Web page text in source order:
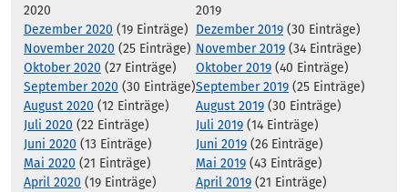
2020
Dezember 2020 (19 Einträge)
November 2020 (25 Einträge)
Oktober 2020 (27 Einträge)
September 2020 (30 Einträge)
August 2020 (12 Einträge)
Juli 2020 (22 Einträge)
Juni 2020 (13 Einträge)
Mai 2020 (21 Einträge)
April 2020 (19 Einträge)
2019
Dezember 2019 (30 Einträge)
November 2019 (34 Einträge)
Oktober 2019 (40 Einträge)
September 2019 (25 Einträge)
August 2019 (30 Einträge)
Juli 2019 (14 Einträge)
Juni 2019 (26 Einträge)
Mai 2019 (43 Einträge)
April 2019 (21 Einträge)